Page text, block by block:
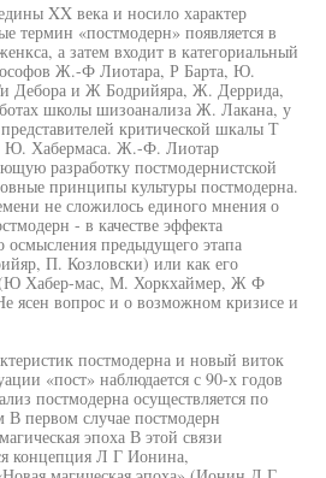
XX века и носило характер
термин «постмодерн» появляется в
а затем входит в категориальный
Ж.-Ф Лиотара, Р Барта, Ю.
Дебора и Ж Бодрийяра, Ж. Деррида,
школы шизоанализа Ж. Лакана, у
критической шкалы Т
Ю. Хабермаса. Ж.-Ф. Лиотар
разработку постмодернистской
принципы культуры постмодерна.
не сложилось единого мнения о
- в качестве эффекта
осмысления предыдущего этапа
П. Козловски) или как его
(Ю Хабер-мас, М. Хоркхаймер, Ж Ф
вопрос и о возможном кризисе и
постмодерна и новый виток
«пост» наблюдается с 90-х годов
постмодерна осуществляется по
первом случае постмодерн
эпоха В этой связи
концепция Л Г Ионина,